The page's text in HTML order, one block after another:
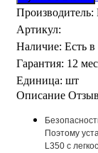
Производитель:
Артикул:
Наличие: Есть
Гарантия: 12
Единица: шт
Описание
Поэтому
L350 с